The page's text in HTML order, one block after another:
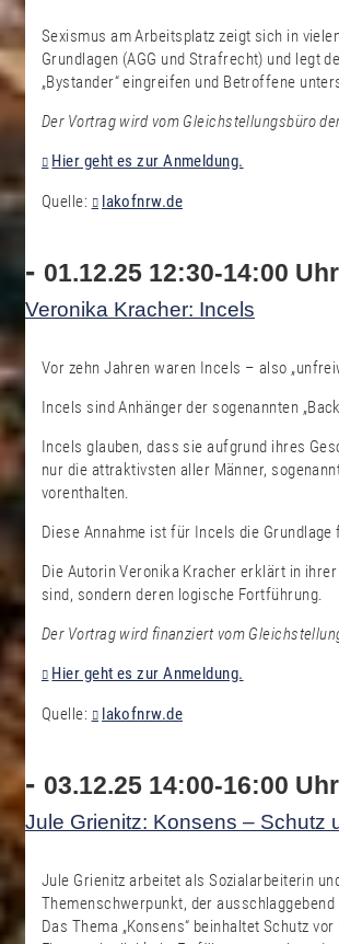
Sexismus am Arbeitsplatz zeigt sich in
Grundlagen (AGG und Strafrecht) und legt
„Bystander“ eingreifen und Betroffene
Der Vortrag wird vom Gleichstellungsbüro
Hier geht es zur Anmeldung.
Quelle: lakofnrw.de
- 01.12.25 12:30-14:00 Uhr
Veronika Kracher: Incels
Vor zehn Jahren waren Incels – also
Incels sind Anhänger der sogenannten
Incels glauben, dass sie aufgrund ihres
nur die attraktivsten aller Männer,
vorenthalten.
Diese Annahme ist für Incels die
Die Autorin Veronika Kracher erklärt in
sind, sondern deren logische Fortführung.
Der Vortrag wird finanziert vom
Hier geht es zur Anmeldung.
Quelle: lakofnrw.de
- 03.12.25 14:00-16:00 Uhr
Jule Grienitz: Konsens – Schutz
Jule Grienitz arbeitet als Sozialarbeiterin
Themenschwerpunkt, der
Das Thema „Konsens“ beinhaltet Schutz